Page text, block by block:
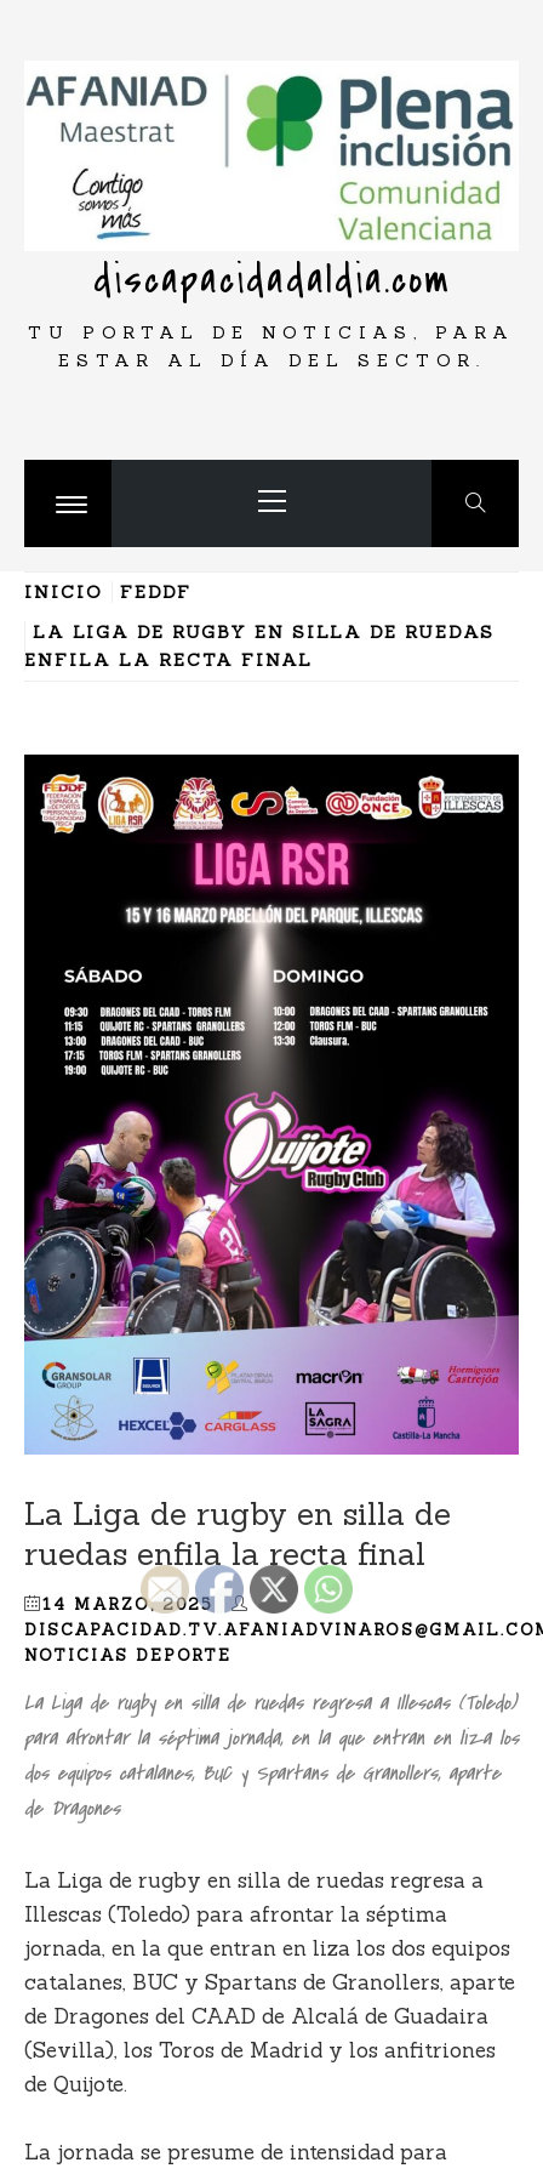
contenido
discapacidadaldia.com
TU PORTAL DE NOTICIAS, PARA
ESTAR AL DÍA DEL SECTOR.
Cambiar
principal
INICIO
FEDDF
LA LIGA DE RUGBY EN SILLA DE RUEDAS
ENFILA LA RECTA FINAL
La Liga de rugby en silla de
ruedas enfila la recta final
14 MARZO, 2025
NOTICIAS DEPORTE
La Liga de rugby en silla de ruedas regresa a Illescas (Toledo)
para afrontar la séptima jornada, en la que entran en liza los
dos equipos catalanes, BUC y Spartans de Granollers, aparte
de Dragones
La Liga de rugby en silla de ruedas regresa a
Illescas (Toledo) para afrontar la séptima
jornada, en la que entran en liza los dos equipos
catalanes, BUC y Spartans de Granollers, aparte
de Dragones del CAAD de Alcalá de Guadaira
(Sevilla), los Toros de Madrid y los anfitriones
de Quijote.
La jornada se presume de intensidad para